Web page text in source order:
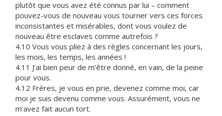
plutôt que vous avez été connus par lui – comment
pouvez-vous de nouveau vous tourner vers ces forces
inconsistantes et misérables, dont vous voulez de
nouveau être esclaves comme autrefois ?
4.10 Vous vous pliez à des règles concernant les jours,
les mois, les temps, les années !
4.11 J’ai bien peur de m’être donné, en vain, de la peine
pour vous.
4.12 Frères, je vous en prie, devenez comme moi, car
moi je suis devenu comme vous. Assurément, vous ne
m’avez fait aucun tort.